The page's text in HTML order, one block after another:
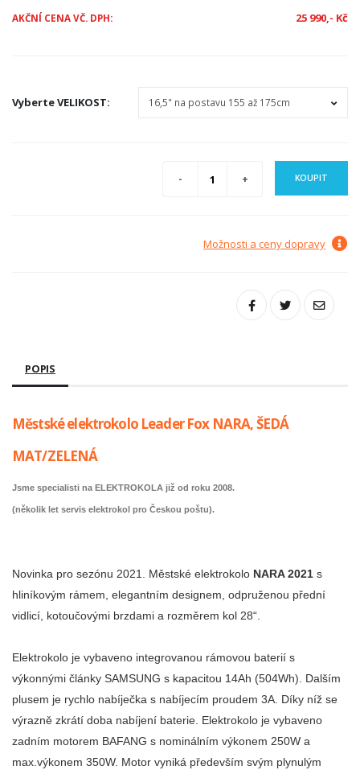
AKČNÍ CENA VČ. DPH: 25 990,- Kč
VyberteVELIKOST:
KOUPIT
Možnosti a ceny dopravy
POPIS
Městské elektrokolo Leader Fox NARA, ŠEDÁ
MAT/ZELENÁ
Jsme specialisti na ELEKTROKOLA již od roku 2008.
(několik let servis elektrokol pro Českou poštu).
Novinka pro sezónu 2021. Městské elektrokolo NARA 2021 s
hliníkovým rámem, elegantním designem, odpruženou přední
vidlicí, kotoučovými brzdami a rozměrem kol 28“.
Elektrokolo je vybaveno integrovanou rámovou baterií s
výkonnými články SAMSUNG s kapacitou 14Ah (504Wh). Dalším
plusem je rychlo nabíječka s nabíjecím proudem 3A. Díky níž se
výrazně zkrátí doba nabíjení baterie. Elektrokolo je vybaveno
zadním motorem BAFANG s nominálním výkonem 250W a
max.výkonem 350W. Motor vyniká především svým plynulým